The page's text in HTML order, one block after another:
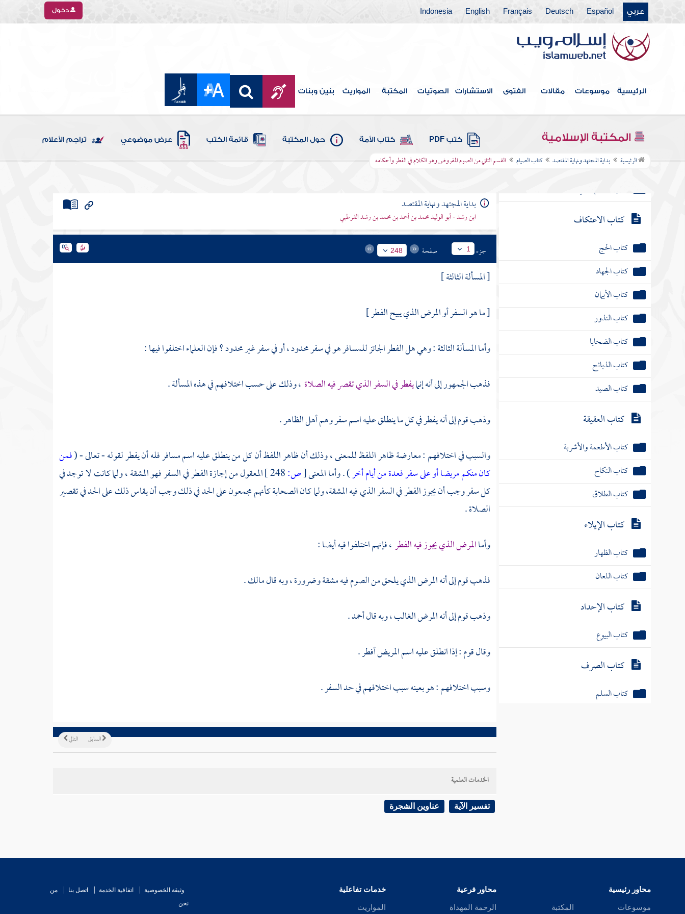
عربي Español
Deutsch
Français
English
Indonesia دخول
الرئيسية موسوعات مقالات الفتوى الاستشارات الصوتيات المكتبة المواريث بنين وبنات
المكتبة الإسلامية كتب PDF كتاب الأمة حول المكتبة قائمة الكتب عرض موضوعي تراجم الأعلام
الرئيسية بداية المجتهد ونهاية المقتصد كتاب الصيام القسم الثاني من الصوم المفروض وهو الكلام في الفطر وأحكامه
الجملة الثانية في الأركان
القسم الثاني من الصوم المفروض وهو
الكلام في الفطر وأحكامه
كتاب الجهاد
كتاب الأيمان
كتاب النذور
كتاب الضحايا
كتاب الذبائح
كتاب الصيد
كتاب النكاح
كتاب الطلاق
كتاب اللعان
كتاب القراض
كتاب المساقاة
بداية المجتهد ونهاية المقتصد
ابن رشد - أبو الوليد محمد بن أحمد بن محمد بن رشد القرطبي
جزء 1 صفحة 248
[ المسألة الثالثة ]
[ ما هو السفر أو المرض الذي يبيح الفطر ]
وأما المسألة الثالثة : وهي هل الفطر الجائز للمسافر هو في سفر محدود ، أو في سفر غير محدود ؟ فإن العلماء اختلفوا فيها :
فذهب الجمهور إلى أنه إنمايفطر في السفر الذي تقصر فيه الصلاة، وذلك على حسب اختلافهم في هذه المسألة .
وذهب قوم إلى أنه يفطر في كل ما ينطلق عليه اسم سفر وهم أهل الظاهر .
والسبب في اختلافهم : معارضة ظاهر اللفظ للمعنى ، وذلك أن ظاهر اللفظ أن كل من ينطلق عليه اسم مسافر فله أن يفطر لقوله - تعالى - (فمن
كان منكم مريضا أو على سفر فعدة من أيام أخر) . وأما المعنى[ص:
المعقول من إجازة الفطر في السفر فهو المشقة ، ولما كانت لا توجد في
كل سفر وجب أن يجوز الفطر في السفر الذي فيه المشقة، ولما كان الصحابة كأنهم مجمعون على الحد في ذلك وجب أن يقاس ذلك على الحد في تقصير
الصلاة .
وأماالمرض الذي يجوز فيه الفطر، فإنهم اختلفوا فيه أيضا :
فذهب قوم إلى أنه المرض الذي يلحق من الصوم فيه مشقة وضرورة ، وبه قالمالك.
وذهب قوم إلى أنه المرض الغالب ، وبه قالأحمد.
وقال قوم : إذا انطلق عليه اسم المريض أفطر .
وسبب اختلافهم : هو بعينه سبب اختلافهم في حد السفر .
التالي السابق
الخدمات العلمية
تفسير الآية عناوين الشجرة
محاور رئيسية
موسوعات المكتبة
محاور فرعية
الرحمة المهداة
خدمات تفاعلية
المواريث
وثيقة الخصوصية اتفاقية الخدمة اتصل بنا
من
نحن